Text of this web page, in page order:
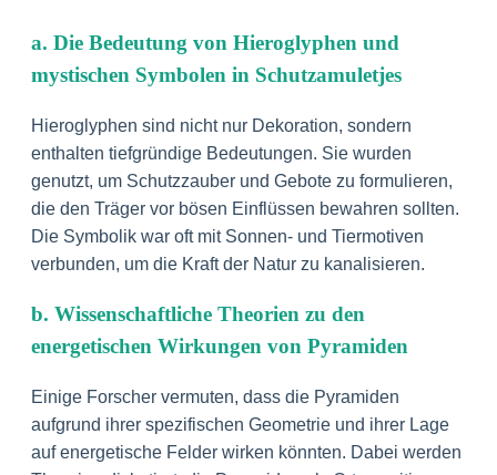
a. Die Bedeutung von Hieroglyphen und
mystischen Symbolen in Schutzamuletjes
Hieroglyphen sind nicht nur Dekoration, sondern
enthalten tiefgründige Bedeutungen. Sie wurden
genutzt, um Schutzzauber und Gebote zu formulieren,
die den Träger vor bösen Einflüssen bewahren sollten.
Die Symbolik war oft mit Sonnen- und Tiermotiven
verbunden, um die Kraft der Natur zu kanalisieren.
b. Wissenschaftliche Theorien zu den
energetischen Wirkungen von Pyramiden
Einige Forscher vermuten, dass die Pyramiden
aufgrund ihrer spezifischen Geometrie und ihrer Lage
auf energetische Felder wirken könnten. Dabei werden